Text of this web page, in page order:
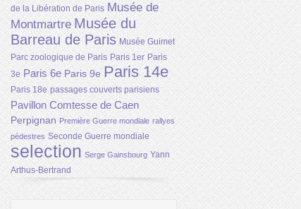
de la Libération de Paris Musée de
Montmartre Musée du
Barreau de Paris Musée Guimet
Parc zoologique de Paris Paris 1er Paris
3e Paris 6e Paris 9e Paris 14e
Paris 18e passages couverts parisiens
Pavillon Comtesse de Caen
Perpignan Première Guerre mondiale rallyes
pédestres Seconde Guerre mondiale
selection Serge Gainsbourg Yann
Arthus-Bertrand